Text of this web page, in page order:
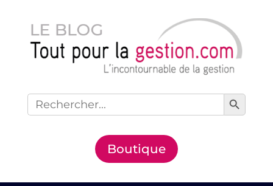
Search
for:
Search Button
Boutique